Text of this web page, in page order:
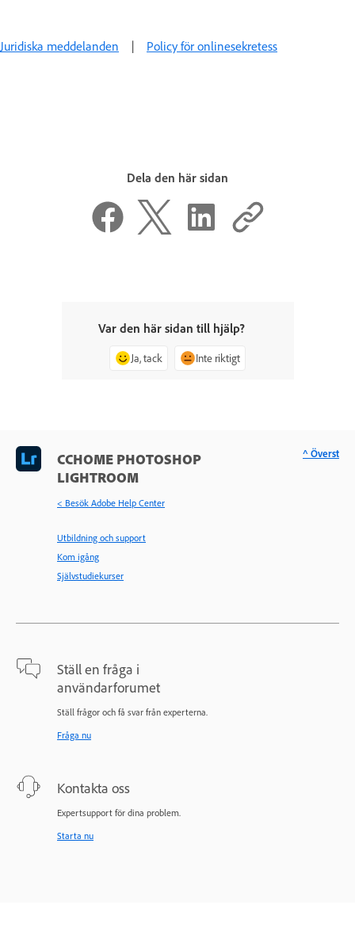
Juridiska meddelanden | Policy för onlinesekretess
Dela den här sidan
Var den här sidan till hjälp?
Ja, tack Inte riktigt
CCHOME PHOTOSHOP
LIGHTROOM
< Besök Adobe Help Center
Utbildning och support
Kom igång
Självstudiekurser
Ställ en fråga i
användarforumet
Ställ frågor och få svar från experterna.
Fråga nu
Kontakta oss
Expertsupport för dina problem.
Starta nu
^ Överst